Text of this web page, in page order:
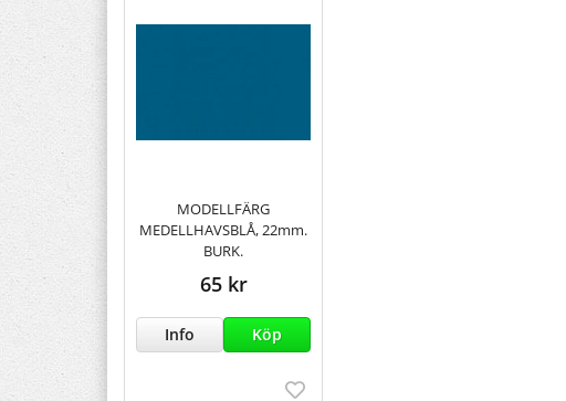
MODELLFÄRG
MEDELLHAVSBLÅ, 22mm.
BURK.
65 kr
Info Köp